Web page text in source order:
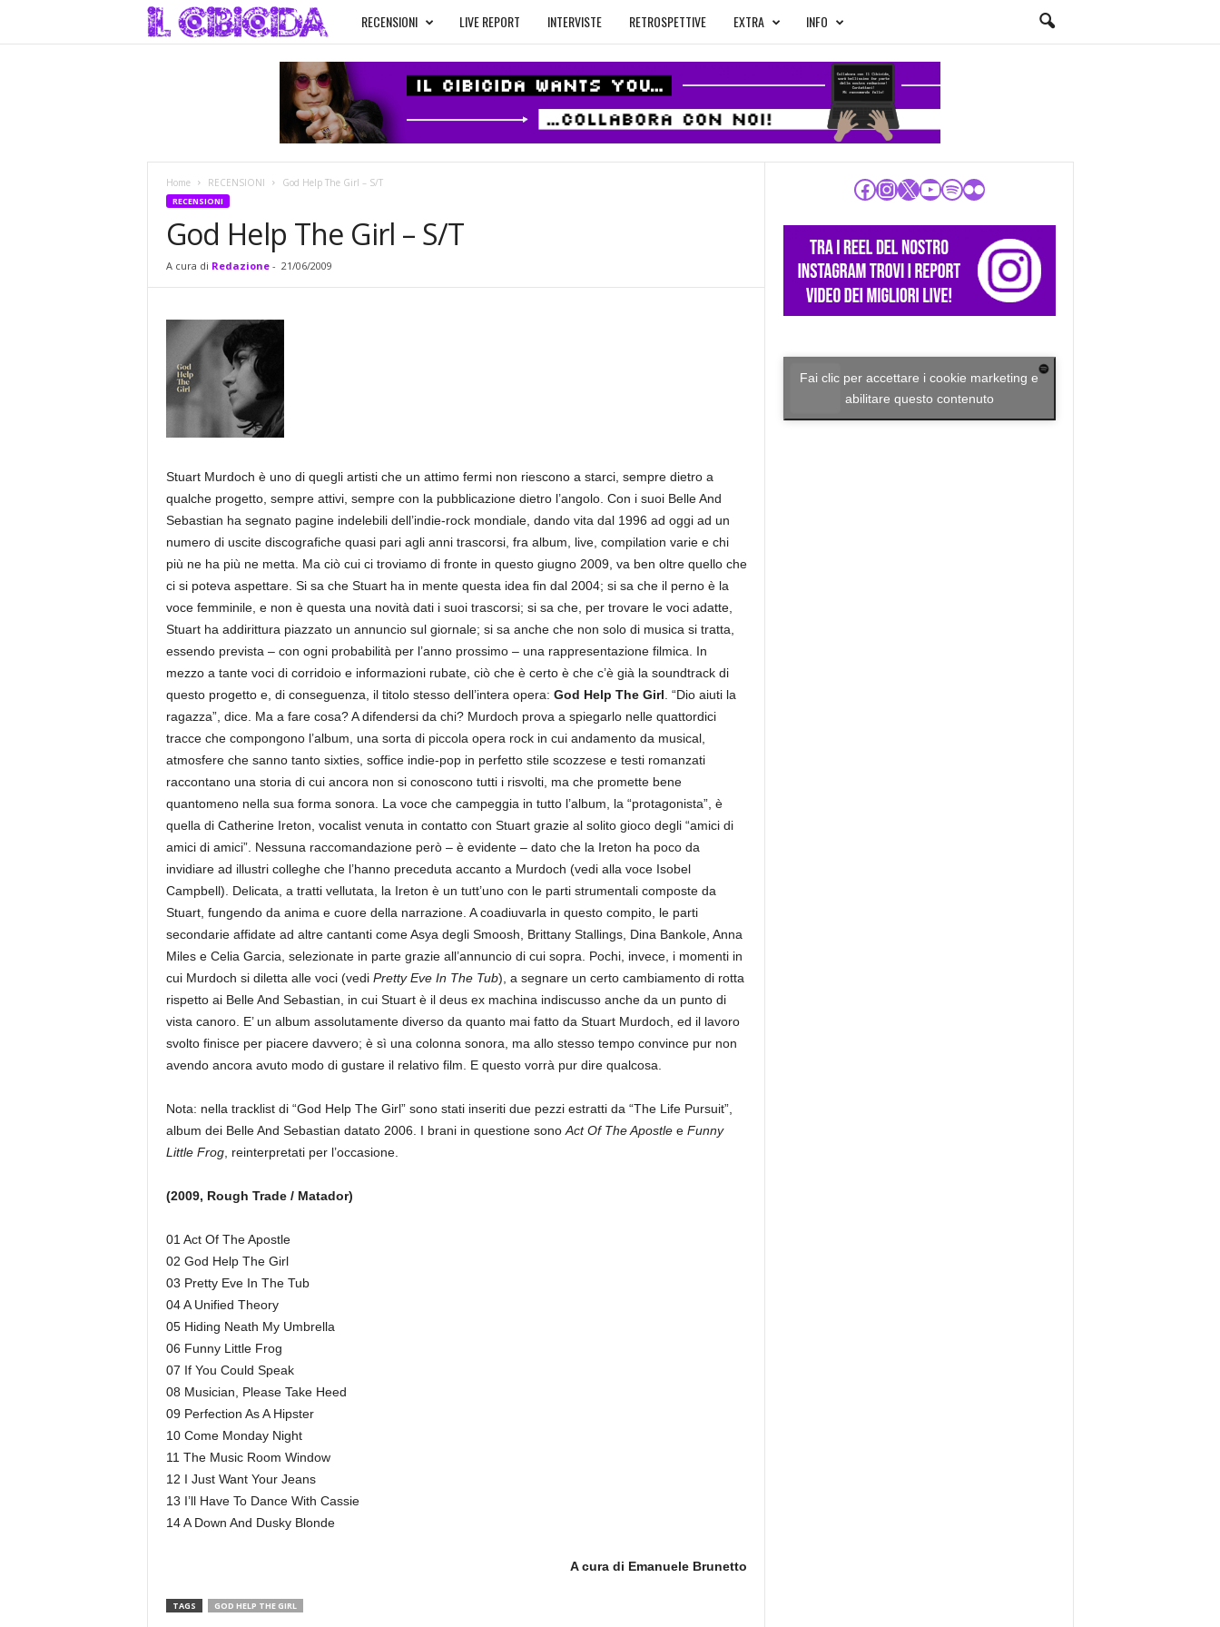
l
C
RECENSIONI LIVE REPORT INTERVISTE RETROSPETTIVE EXTRA INFO
Home RECENSIONI God Help The Girl – S/T
RECENSIONI
God Help The Girl – S/T
A cura di Redazione- 21/06/2009
Stuart Murdoch è uno di quegli artisti che un attimo fermi non riescono a starci, sempre dietro a
qualche progetto, sempre attivi, sempre con la pubblicazione dietro l’angolo. Con i suoi Belle And
Sebastian ha segnato pagine indelebili dell’indie-rock mondiale, dando vita dal 1996 ad oggi ad un
numero di uscite discografiche quasi pari agli anni trascorsi, fra album, live, compilation varie e chi
più ne ha più ne metta. Ma ciò cui ci troviamo di fronte in questo giugno 2009, va ben oltre quello che
ci si poteva aspettare. Si sa che Stuart ha in mente questa idea fin dal 2004; si sa che il perno è la
voce femminile, e non è questa una novità dati i suoi trascorsi; si sa che, per trovare le voci adatte,
Stuart ha addirittura piazzato un annuncio sul giornale; si sa anche che non solo di musica si tratta,
essendo prevista – con ogni probabilità per l’anno prossimo – una rappresentazione filmica. In
mezzo a tante voci di corridoio e informazioni rubate, ciò che è certo è che c’è già la soundtrack di
questo progetto e, di conseguenza, il titolo stesso dell’intera opera: God Help The Girl . “Dio aiuti la
ragazza”, dice. Ma a fare cosa? A difendersi da chi? Murdoch prova a spiegarlo nelle quattordici
tracce che compongono l’album, una sorta di piccola opera rock in cui andamento da musical,
atmosfere che sanno tanto sixties, soffice indie-pop in perfetto stile scozzese e testi romanzati
raccontano una storia di cui ancora non si conoscono tutti i risvolti, ma che promette bene
quantomeno nella sua forma sonora. La voce che campeggia in tutto l’album, la “protagonista”, è
quella di Catherine Ireton, vocalist venuta in contatto con Stuart grazie al solito gioco degli “amici di
amici di amici”. Nessuna raccomandazione però – è evidente – dato che la Ireton ha poco da
invidiare ad illustri colleghe che l’hanno preceduta accanto a Murdoch (vedi alla voce Isobel
Campbell). Delicata, a tratti vellutata, la Ireton è un tutt’uno con le parti strumentali composte da
Stuart, fungendo da anima e cuore della narrazione. A coadiuvarla in questo compito, le parti
secondarie affidate ad altre cantanti come Asya degli Smoosh, Brittany Stallings, Dina Bankole, Anna
Miles e Celia Garcia, selezionate in parte grazie all’annuncio di cui sopra. Pochi, invece, i momenti in
cui Murdoch si diletta alle voci (vedi Pretty Eve In The Tub), a segnare un certo cambiamento di rotta
rispetto ai Belle And Sebastian, in cui Stuart è il deus ex machina indiscusso anche da un punto di
vista canoro. E’ un album assolutamente diverso da quanto mai fatto da Stuart Murdoch, ed il lavoro
svolto finisce per piacere davvero; è sì una colonna sonora, ma allo stesso tempo convince pur non
avendo ancora avuto modo di gustare il relativo film. E questo vorrà pur dire qualcosa.
Nota: nella tracklist di “God Help The Girl” sono stati inseriti due pezzi estratti da “The Life Pursuit”,
album dei Belle And Sebastian datato 2006. I brani in questione sono Act Of The Apostlee Funny
Little Frog, reinterpretati per l’occasione.
(2009, Rough Trade / Matador)
01 Act Of The Apostle
02 God Help The Girl
03 Pretty Eve In The Tub
04 A Unified Theory
05 Hiding Neath My Umbrella
06 Funny Little Frog
07 If You Could Speak
08 Musician, Please Take Heed
09 Perfection As A Hipster
10 Come Monday Night
11 The Music Room Window
12 I Just Want Your Jeans
13 I’ll Have To Dance With Cassie
14 A Down And Dusky Blonde
A cura di Emanuele Brunetto
TAGS GOD HELP THE GIRL
Facebook
Instagram
X YouTube
Spotify
Flickr
Fai clic per accettare i cookie marketing e
abilitare questo contenuto